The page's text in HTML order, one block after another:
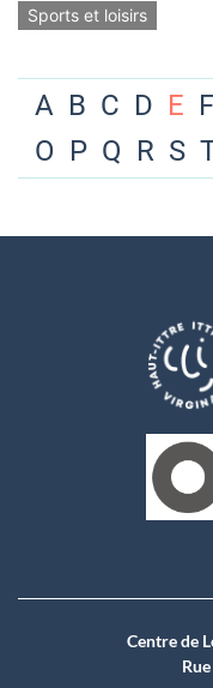
Sports et loisirs
A B C D E F
O P Q R S
Centre de